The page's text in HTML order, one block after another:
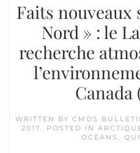
Faits nouveaux
Nord » : le
recherche
Canada
WRITTEN BY CMOS
2017. POSTED IN
OCÉANS ,